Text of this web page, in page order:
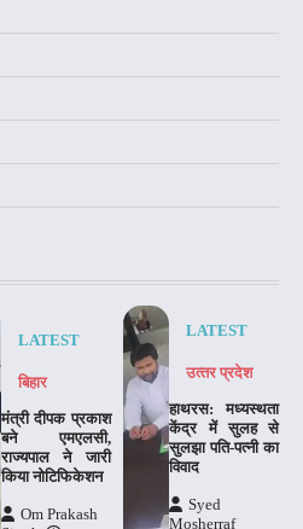
LATEST
बिहार
मंत्री दीपक प्रकाश
बने एमएलसी,
राज्यपाल ने जारी
किया नोटिफिकेशन
Om Prakash
LATEST
उत्‍तर प्रदेश
हाथरस: मध्यस्थता
केंद्र में सुलह से
सुलझा पति-पत्नी का
विवाद
Syed
Mosherraf